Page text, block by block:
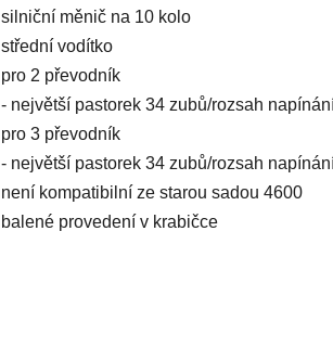
silniční měnič na 10 kolo
střední vodítko
pro 2 převodník
- největší pastorek 34 zubů/rozsah
pro 3 převodník
- největší pastorek 34 zubů/rozsah
není kompatibilní ze starou sadou 4600
balené provedení v krabičce